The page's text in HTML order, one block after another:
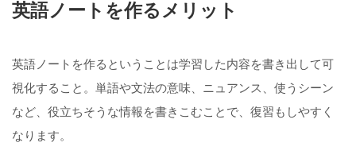
英語ノートを作るメリット
英語ノートを作るということは学習した内容を書き出して可
視化すること。単語や文法の意味、ニュアンス、使うシーン
など、役立ちそうな情報を書きこむことで、復習もしやすく
なります。